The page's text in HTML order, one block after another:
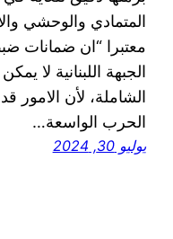
المتمادي والوحشي
معتبرا “ان ضمانات
الجبهة اللبنانية لا
الشاملة، لأن الامور
الحرب الواسعة…
يوليو 30, 2024